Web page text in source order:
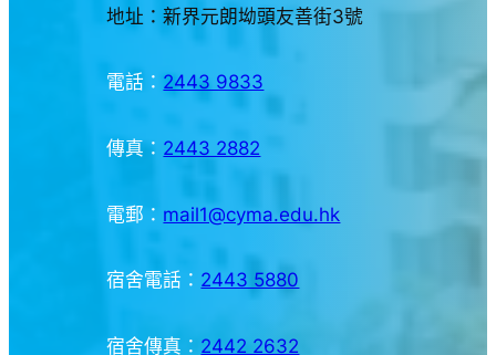
地址：新界元朗坳頭友善街3號
電話： 2443 9833
傳真： 2443 2882
電郵： mail1@cyma.edu.hk
宿舍電話： 2443 5880
宿舍傳真： 2442 2632